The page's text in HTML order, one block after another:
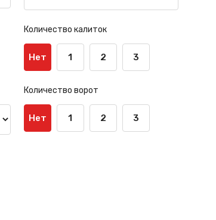
Количество калиток
Нет 1 2 3
Количество ворот
Нет 1 2 3